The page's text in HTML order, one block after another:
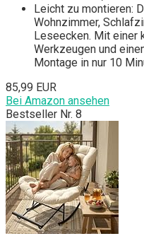
Leicht zu montieren:
Wohnzimmer,
Leseecken. Mit einer
Werkzeugen und
Montage in nur 10
85,99 EUR
Bei Amazon ansehen
Bestseller Nr. 8